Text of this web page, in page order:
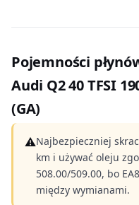
Pojemności
Audi Q2 40 TFSI
(GA)
⚠Najbezpieczniej
km i używać oleju
508.00/509.00, bo
między wymianami.